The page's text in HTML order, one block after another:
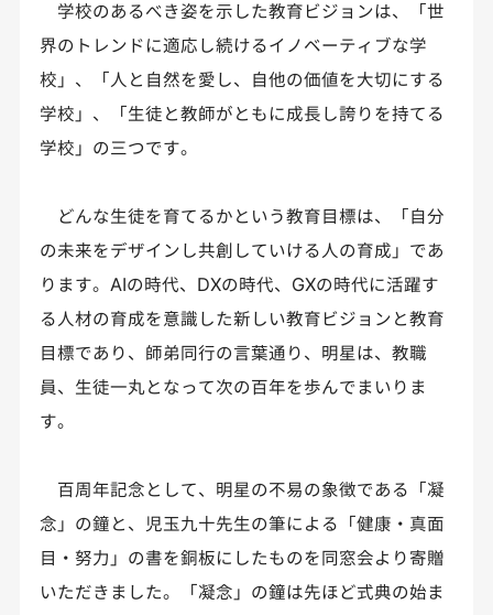
学校のあるべき姿を示した教育ビジョンは、「世
界のトレンドに適応し続けるイノベーティブな学
校」、「人と自然を愛し、自他の価値を大切にする
学校」、「生徒と教師がともに成長し誇りを持てる
学校」の三つです。
どんな生徒を育てるかという教育目標は、「自分
の未来をデザインし共創していける人の育成」であ
ります。AIの時代、DXの時代、GXの時代に活躍す
る人材の育成を意識した新しい教育ビジョンと教育
目標であり、師弟同行の言葉通り、明星は、教職
員、生徒一丸となって次の百年を歩んでまいりま
す。
百周年記念として、明星の不易の象徴である「凝
念」の鐘と、児玉九十先生の筆による「健康・真面
目・努力」の書を銅板にしたものを同窓会より寄贈
いただきました。「凝念」の鐘は先ほど式典の始ま